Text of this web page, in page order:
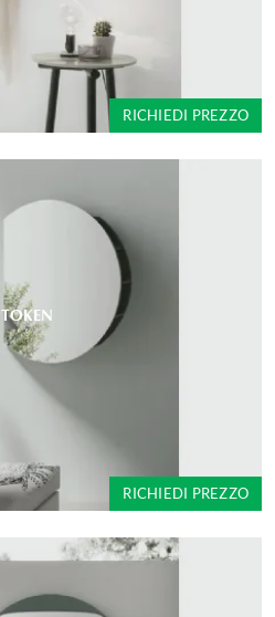
RICHIEDI PREZZO
TOKEN
RICHIEDI PREZZO